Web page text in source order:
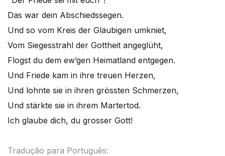
Das war dein Abschiedssegen.
Und so vom Kreis der Gläubigen umkniet,
Vom Siegesstrahl der Gottheit angeglüht,
Flogst du dem ew’gen Heimatland entgegen.
Und Friede kam in ihre treuen Herzen,
Und lohnte sie in ihren grössten Schmerzen,
Und stärkte sie in ihrem Martertod.
Ich glaube dich, du grosser Gott!
Tradução para Português: